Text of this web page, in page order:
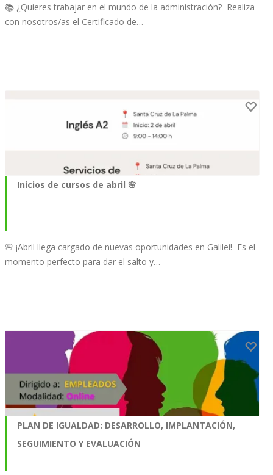
📚 ¿Quieres trabajar en el mundo de la administración?⁣⁣ ⁣⁣ Realiza
con nosotros/as el Certificado de…
Inicios de cursos de abril 🌸
🌸 ¡Abril llega cargado de nuevas oportunidades en Galilei!⁣⁣ ⁣⁣ Es el
momento perfecto para dar el salto y…
PLAN DE IGUALDAD: DESARROLLO, IMPLANTACIÓN,
SEGUIMIENTO Y EVALUACIÓN